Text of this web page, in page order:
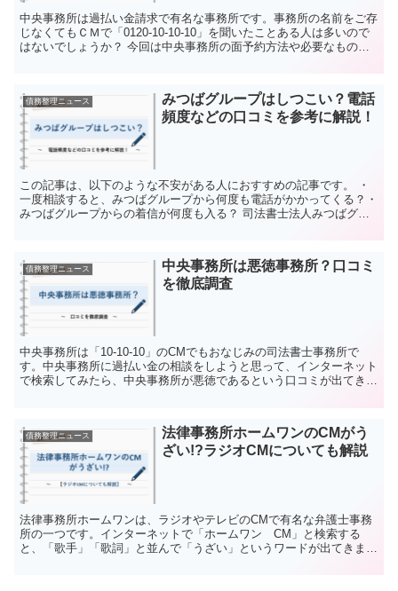
中央事務所は過払い金請求で有名な事務所です。事務所の名前をご存
じなくてもＣＭで「0120-10-10-10」を聞いたことある人は多いので
はないでしょうか？ 今回は中央事務所の面予約方法や必要なものな
債務整理ニュース
みつばグループはしつこい？電話
頻度などの口コミを参考に解説！
この記事は、以下のような不安がある人におすすめの記事です。 ・
一度相談すると、みつばグループから何度も電話がかかってくる？・
みつばグループからの着信が何度も入る？ 司法書士法人みつばグル
債務整理ニュース
中央事務所は悪徳事務所？口コミ
を徹底調査
中央事務所は「10-10-10」のCMでもおなじみの司法書士事務所で
す。中央事務所に過払い金の相談をしようと思って、インターネット
で検索してみたら、中央事務所が悪徳であるという口コミが出てきて
債務整理ニュース
法律事務所ホームワンのCMがう
ざい!?ラジオCMについても解説
法律事務所ホームワンは、ラジオやテレビのCMで有名な弁護士事務
所の一つです。インターネットで「ホームワン CM」と検索する
と、「歌手」「歌詞」と並んで「うざい」というワードが出てきま